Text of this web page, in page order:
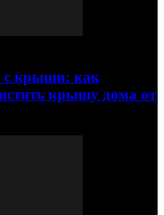
с крыши: как
крышу дома от